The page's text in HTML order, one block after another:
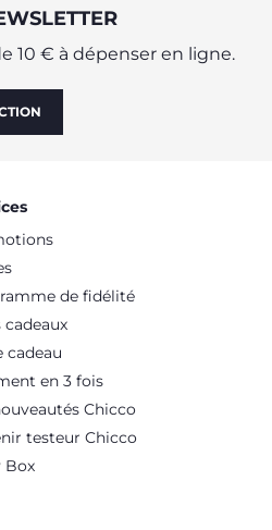
10 € à dépenser en ligne.
de fidélité
cadeaux
cadeau
en 3 fois
Chicco
testeur Chicco
Box